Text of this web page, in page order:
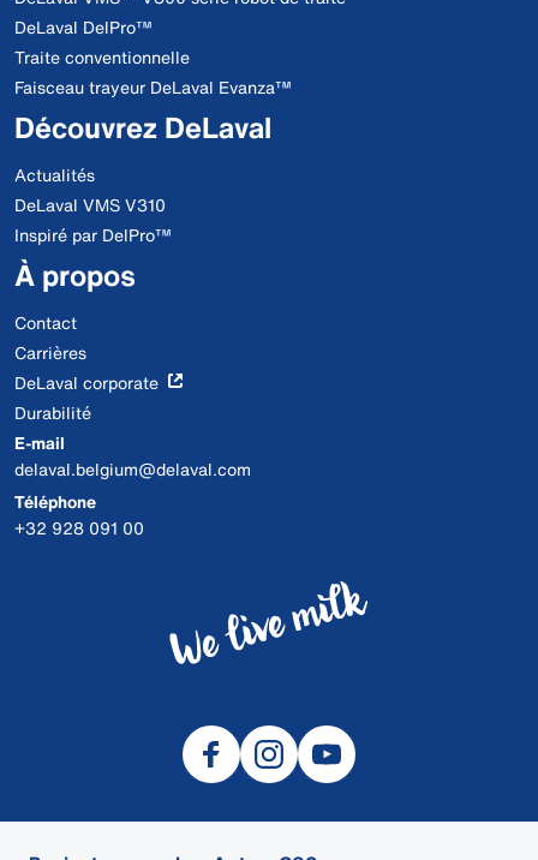
DeLaval DelPro™
Traite conventionnelle
Faisceau trayeur DeLaval Evanza™
Découvrez DeLaval
Actualités
DeLaval VMS V310
Inspiré par DelPro™
À propos
Contact
Carrières
DeLaval corporate
Durabilité
E-mail
delaval.belgium@delaval.com
Téléphone
+32 928 091 00